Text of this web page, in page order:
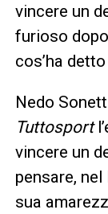
vincere un
furioso dopo
cos’ha detto
Nedo
Tuttosport
vincere un
pensare,
sua